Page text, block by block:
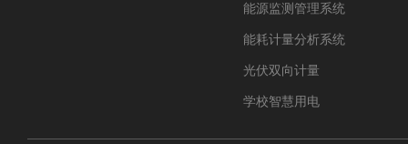
能源监测管理系统
能耗计量分析系统
光伏双向计量
学校智慧用电